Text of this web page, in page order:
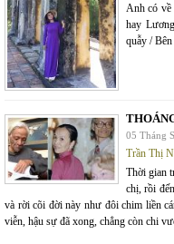
Anh có
hay
quẫy /
05 Tháng
Trần Thị
Thời gian
chị, rồi
và rời cõi đời này như đôi chim liền
viễn, hậu sự đã xong, chẳng còn chi